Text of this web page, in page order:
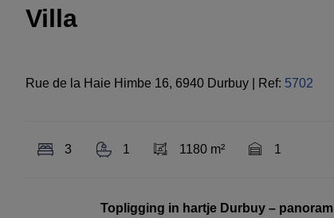
Villa
Rue de la Haie Himbe 16, 6940 Durbuy Ref: 5702
3 1 1180 m² 1
Topligging in hartje Durbuy –